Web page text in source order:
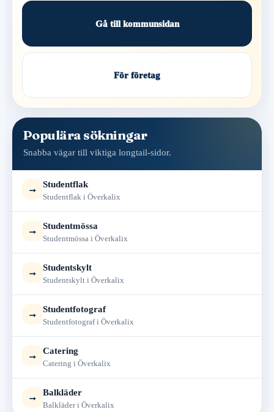
Gå till kommunsidan
För företag
Populära sökningar
Snabba vägar till viktiga longtail-sidor.
→ Studentflak
Studentflak i Överkalix
→ Studentmössa
Studentmössa i Överkalix
→ Studentskylt
Studentskylt i Överkalix
→ Studentfotograf
Studentfotograf i Överkalix
→ Catering
Catering i Överkalix
→ Balkläder
Balkläder i Överkalix